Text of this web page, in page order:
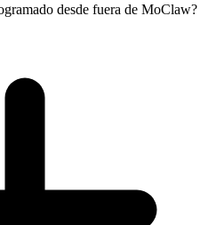
desde fuera de MoClaw?